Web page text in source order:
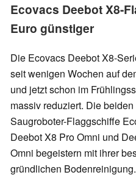
Ecovacs Deebot X8-
Euro günstiger
Die Ecovacs Deebot X8-
seit wenigen Wochen auf
und jetzt schon im
massiv reduziert. Die beiden
Saugroboter-Flaggschiffe
Deebot X8 Pro Omni und
Omni begeistern mit ihrer
gründlichen Bodenreinigung.